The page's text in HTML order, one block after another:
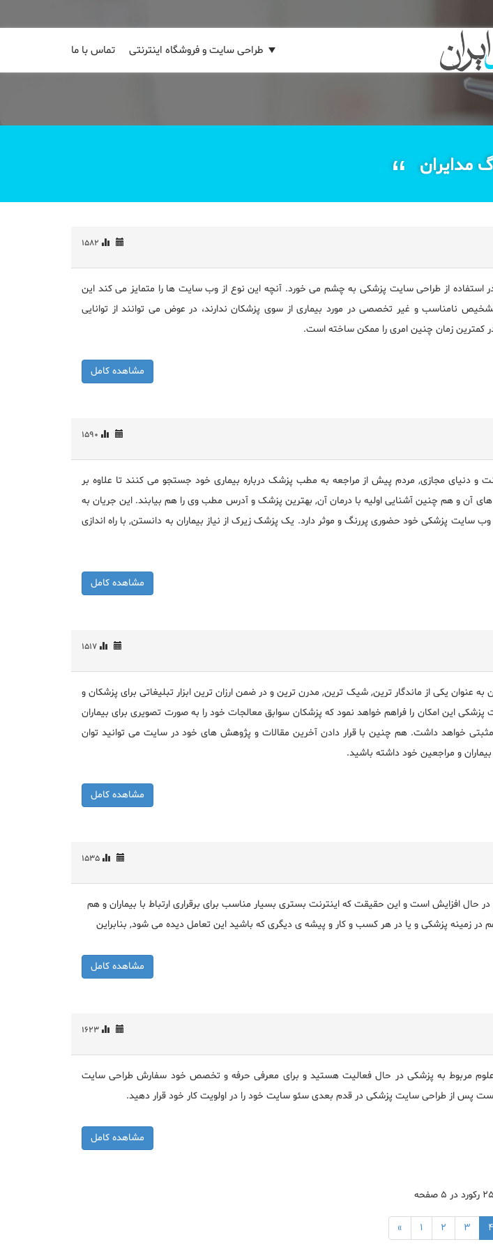
تماس با ما طراحی سایت و فروشگاه اینترنتی
مدایران
استفاده از طراحی سایت پزشکی به چشم می خورد. آنچه این نوع از وب سایت ها را متمایز می کند این
نامناسب و غیر تخصصی در مورد بیماری از سوی پزشکان ندارند، در عوض می توانند از توانایی
کمترین زمان چنین امری را ممکن ساخته است.
مشاهده کامل
و دنیای مجازی, مردم پیش از مراجعه به مطب پزشک درباره بیماری خود جستجو می کنند تا علاوه بر
های آن و هم چنین آشنایی اولیه با درمان آن, بهترین پزشک و آدرس مطب وی را هم بیابند. این جریان به
پزشکی خود حضوری پررنگ و موثر دارد. یک پزشک زیرک از نیاز بیماران به دانستن, با راه اندازی
مشاهده کامل
عنوان یکی از ماندگار ترین, شیک ترین, مدرن ترین و در ضمن ارزان ترین ابزار تبلیغاتی برای پزشکان و
این امکان را فراهم خواهد نمود که پزشکان سوابق معالجات خود را به صورت تصویری برای بیماران
خواهد داشت. هم چنین با قرار دادن آخرین مقالات و پژوهش های خود در سایت می توانید توان
و مراجعین خود داشته باشید.
مشاهده کامل
در حال افزایش است و این حقیقت که اینترنت بستری بسیار مناسب برای برقراری ارتباط با بیماران و هم
در زمینه پزشکی و یا در هر کسب و کار و پیشه ی دیگری که باشید این تعامل دیده می شود, بنابراین
مشاهده کامل
مربوط به پزشکی در حال فعالیت هستید و برای معرفی حرفه و تخصص خود سفارش طراحی سایت
است پس از طراحی سایت پزشکی در قدم بعدی سئو سایت خود را در اولویت کار خود قرار دهید.
مشاهده کامل
« ۱ ۲ ۳ ۴